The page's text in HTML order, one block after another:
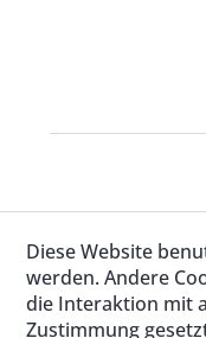
Diese Website
werden. Andere
die Interaktion mit
Zustimmung